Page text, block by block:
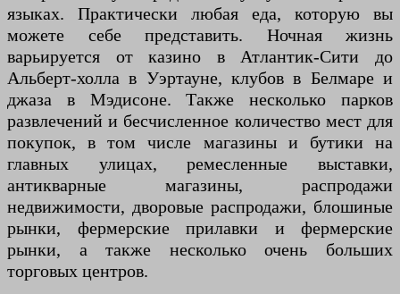
языках. Практически любая еда, которую вы
можете себе представить. Ночная жизнь
варьируется от казино в Атлантик-Сити до
Альберт-холла в Уэртауне, клубов в Белмаре и
джаза в Мэдисоне. Также несколько парков
развлечений и бесчисленное количество мест для
покупок, в том числе магазины и бутики на
главных улицах, ремесленные выставки,
антикварные магазины, распродажи
недвижимости, дворовые распродажи, блошиные
рынки, фермерские прилавки и фермерские
рынки, а также несколько очень больших
торговых центров.